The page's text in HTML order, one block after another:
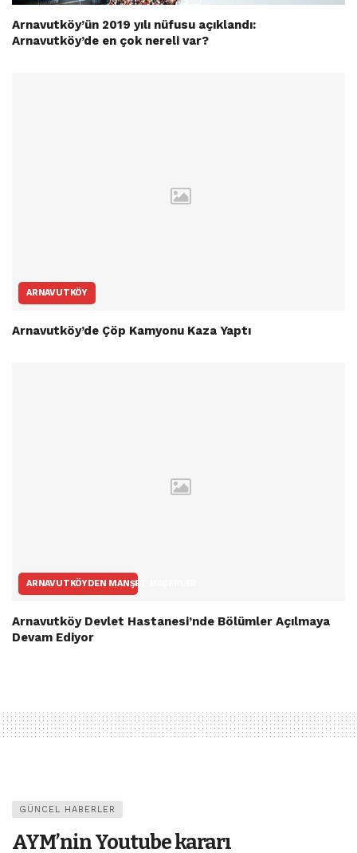
Arnavutköy’ün 2019 yılı nüfusu açıklandı:
Arnavutköy’de en çok nereli var?
ARNAVUTKÖY
Arnavutköy’de Çöp Kamyonu Kaza Yaptı
ARNAVUTKÖYDEN MANŞET HABERLER
Arnavutköy Devlet Hastanesi’nde Bölümler Açılmaya
Devam Ediyor
GÜNCEL HABERLER
AYM’nin Youtube kararı